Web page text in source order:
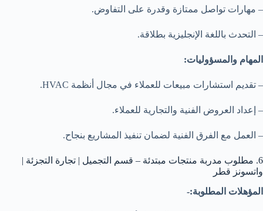
– مهارات تواصل ممتازة وقدرة على التفاوض.
– التحدث باللغة الإنجليزية بطلاقة.
المهام والمسؤوليات:
– تقديم استشارات مبيعات للعملاء في مجال أنظمة HVAC.
– إعداد العروض الفنية والتجارية للعملاء.
– العمل مع الفرق الفنية لضمان تنفيذ المشاريع بنجاح.
6. مطلوب مدربة منتجات مبتدئة – قسم التجميل | تجارة التجزئة |
واتسونز قطر
المؤهلات المطلوبة:-